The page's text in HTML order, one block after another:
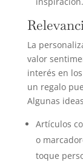
La
valor
interés en
un regalo
Algunas
Artículos
o
toque